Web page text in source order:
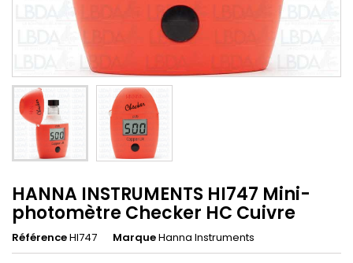
HANNA INSTRUMENTS HI747 Mini-
photomètre Checker HC Cuivre
RéférenceHI747 MarqueHanna Instruments